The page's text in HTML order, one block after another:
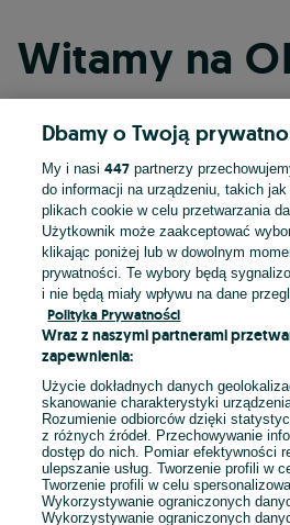
Witamy na
Kontynuuj przez
Kontynuuj przez
Kontynuuj przez
LUB
E-mail
Dbamy o Twoją
My i nasi447 partnerzy
do informacji na urządzeniu, takich
plikach cookie w celu przetwarzania
Użytkownik może zaakceptować
klikając poniżej lub w dowolnym
prywatności. Te wybory będą
i nie będą miały wpływu na dane
Polityka Prywatności
Wraz z naszymi partnerami
zapewnienia:
Użycie dokładnych danych
skanowanie charakterystyki
Rozumienie odbiorców dzięki
z różnych źródeł. Przechowywanie
dostęp do nich. Pomiar efektywności
ulepszanie usług. Tworzenie profili w
Tworzenie profili w celu
Wykorzystywanie ograniczonych
Wykorzystywanie ograniczonych